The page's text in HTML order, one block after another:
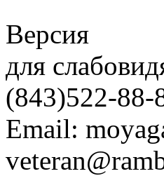
Версия
для
(843)522-88-
Email: